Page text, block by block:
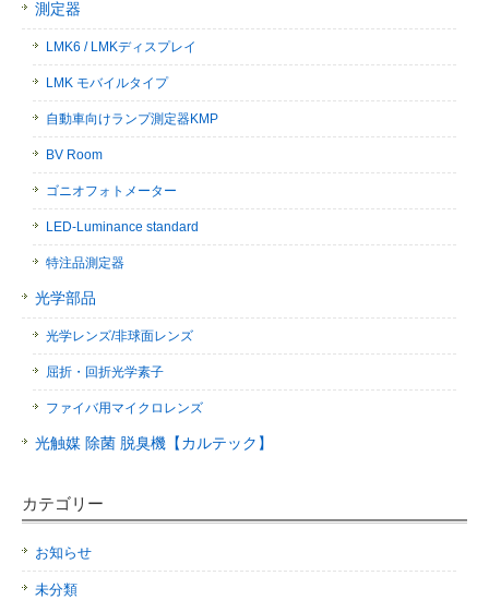
測定器
LMK6 / LMKディスプレイ
LMK モバイルタイプ
自動車向けランプ測定器KMP
BV Room
ゴニオフォトメーター
LED-Luminance standard
特注品測定器
光学部品
光学レンズ/非球面レンズ
屈折・回折光学素子
ファイバ用マイクロレンズ
光触媒 除菌 脱臭機【カルテック】
カテゴリー
お知らせ
未分類